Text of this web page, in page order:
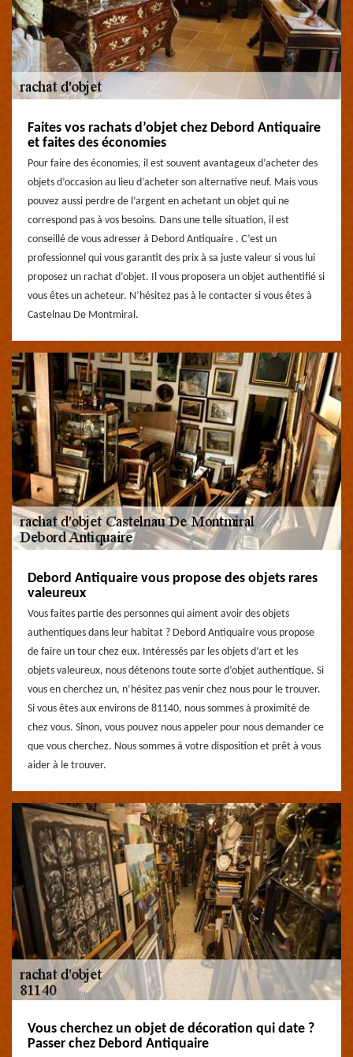
Faites vos rachats d’objet chez Debord Antiquaire
et faites des économies
Pour faire des économies, il est souvent avantageux d’acheter des
objets d’occasion au lieu d’acheter son alternative neuf. Mais vous
pouvez aussi perdre de l’argent en achetant un objet qui ne
correspond pas à vos besoins. Dans une telle situation, il est
conseillé de vous adresser à Debord Antiquaire . C’est un
professionnel qui vous garantit des prix à sa juste valeur si vous lui
proposez un rachat d’objet. Il vous proposera un objet authentifié si
vous êtes un acheteur. N’hésitez pas à le contacter si vous êtes à
Castelnau De Montmiral.
Debord Antiquaire vous propose des objets rares
valeureux
Vous faites partie des personnes qui aiment avoir des objets
authentiques dans leur habitat ? Debord Antiquaire vous propose
de faire un tour chez eux. Intéressés par les objets d’art et les
objets valeureux, nous détenons toute sorte d’objet authentique. Si
vous en cherchez un, n’hésitez pas venir chez nous pour le trouver.
Si vous êtes aux environs de 81140, nous sommes à proximité de
chez vous. Sinon, vous pouvez nous appeler pour nous demander ce
que vous cherchez. Nous sommes à votre disposition et prêt à vous
aider à le trouver.
Vous cherchez un objet de décoration qui date ?
Passer chez Debord Antiquaire